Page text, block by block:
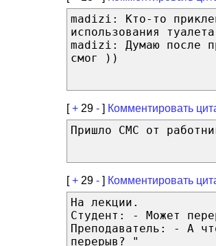
madizi: Кто-то
использования
madizi: Думаю после
смог ))
[+ 29 - ] Комментировать
Пришло СМС от
[+ 29 - ] Комментировать
На лекции.
Студент: - Может
Преподаватель: - А
перерыв? "